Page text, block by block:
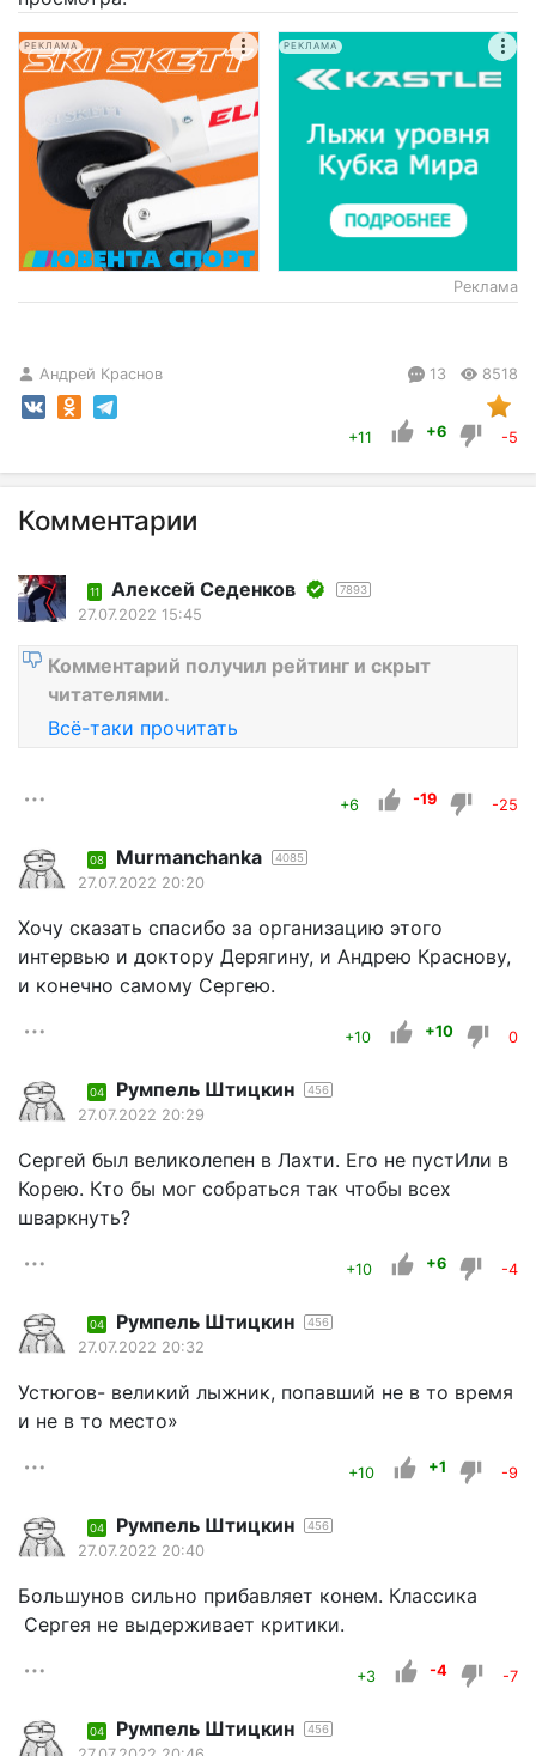
РЕКЛАМА РЕКЛАМА
Реклама
Андрей Краснов 13 8518
+11 +6 -5
Комментарии
11 Алексей Седенков 7893
27.07.2022 15:45
Комментарий получил рейтинг и скрыт
читателями.
Всё-таки прочитать
+6 -19 -25
08 Murmanchanka 4085
27.07.2022 20:20
Хочу сказать спасибо за организацию этого
интервью и доктору Дерягину, и Андрею Краснову,
и конечно самому Сергею.
+10 +10 0
04 Румпель Штицкин 456
27.07.2022 20:29
Сергей был великолепен в Лахти. Его не пустИли в
Корею. Кто бы мог собраться так чтобы всех
шваркнуть?
+10 +6 -4
04 Румпель Штицкин 456
27.07.2022 20:32
Устюгов- великий лыжник, попавший не в то время
и не в то место»
+10 +1 -9
04 Румпель Штицкин 456
27.07.2022 20:40
Большунов сильно прибавляет конем. Классика
Сергея не выдерживает критики.
+3 -4 -7
04 Румпель Штицкин 456